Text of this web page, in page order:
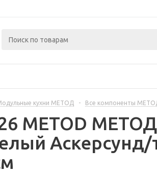
кухни МЕТОД - Все компоненты
METOD